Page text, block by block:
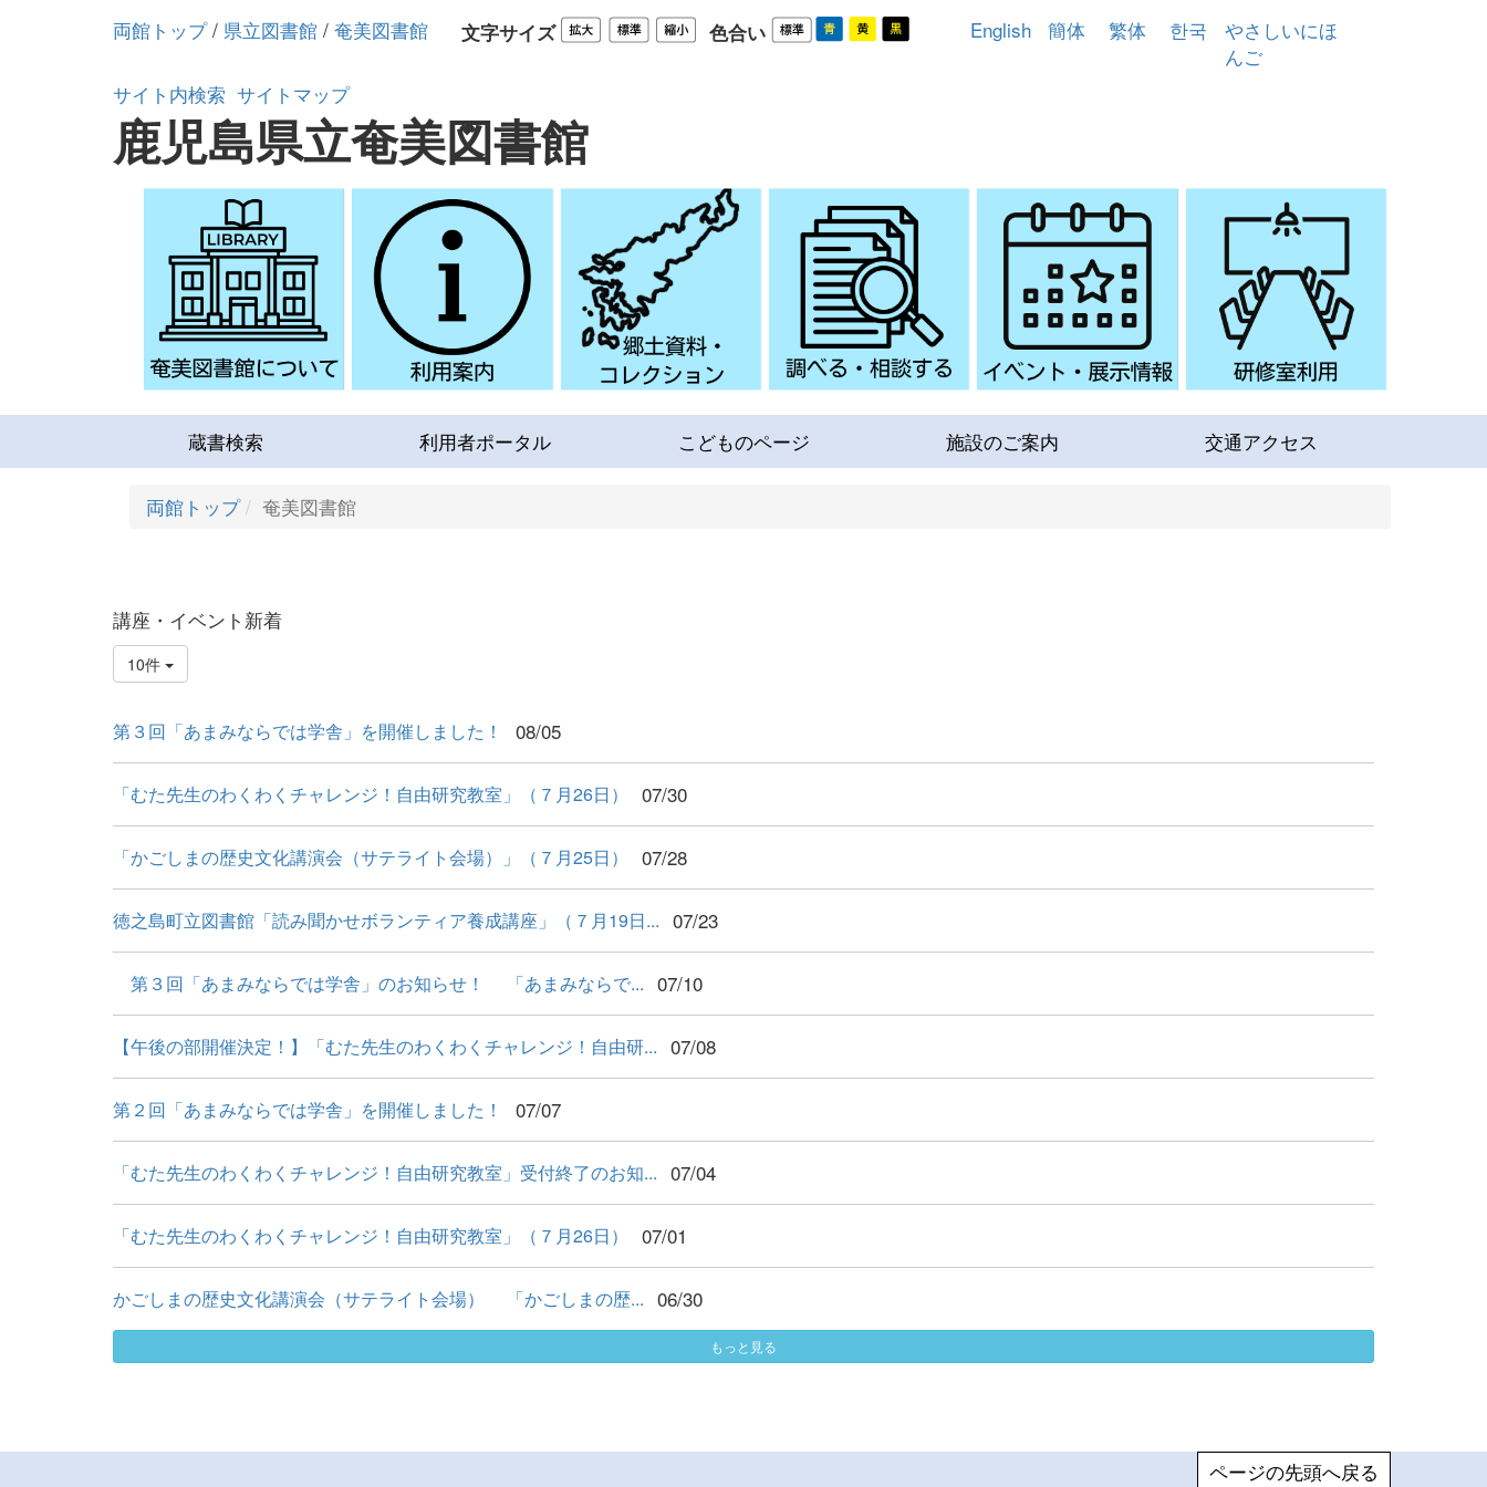
両館トップ/ 県立図書館 / 奄美図書館 文字サイズ 色合い English 簡体 繁体 한국
やさしいにほ
んご
サイト内検索 サイトマップ
鹿児島県立奄美図書館
蔵書検索 利用者ポータル こどものページ 施設のご案内 交通アクセス
両館トップ 奄美図書館
講座・イベント新着
10件
第３回「あまみならでは学舎」を開催しました！ 08/05
「むた先生のわくわくチャレンジ！自由研究教室」（７月26日） 07/30
「かごしまの歴史文化講演会（サテライト会場）」（７月25日） 07/28
徳之島町立図書館「読み聞かせボランティア養成講座」（７月19日... 07/23
第３回「あまみならでは学舎」のお知らせ！ 「あまみならで... 07/10
【午後の部開催決定！】「むた先生のわくわくチャレンジ！自由研... 07/08
第２回「あまみならでは学舎」を開催しました！ 07/07
「むた先生のわくわくチャレンジ！自由研究教室」受付終了のお知... 07/04
「むた先生のわくわくチャレンジ！自由研究教室」（７月26日） 07/01
かごしまの歴史文化講演会（サテライト会場） 「かごしまの歴... 06/30
もっと見る
ページの先頭へ戻る